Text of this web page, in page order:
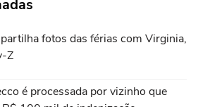
fotos das férias com Virginia,
Z
é processada por vizinho que